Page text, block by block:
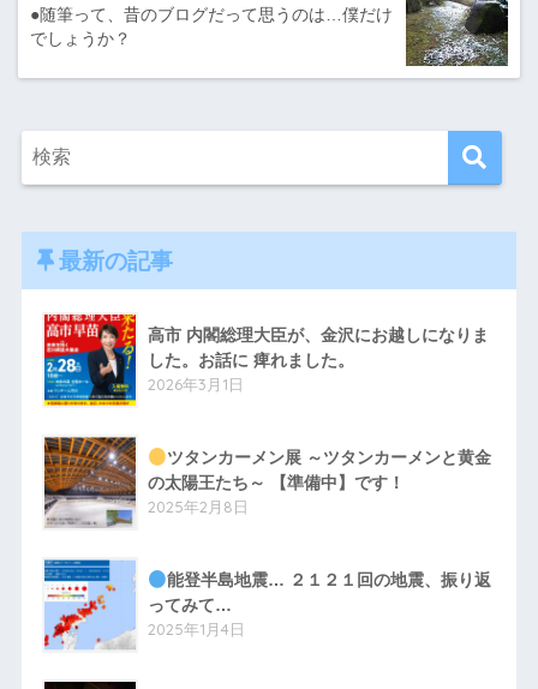
●随筆って、昔のブログだって思うのは…僕だけ
でしょうか？
最新の記事
高市 内閣総理大臣が、金沢にお越しになりま
した。お話に 痺れました。
2026年3月1日
ツタンカーメン展 ～ツタンカーメンと黄金
の太陽王たち～ 【準備中】です！
2025年2月8日
能登半島地震… ２１２１回の地震、振り返
ってみて…
2025年1月4日